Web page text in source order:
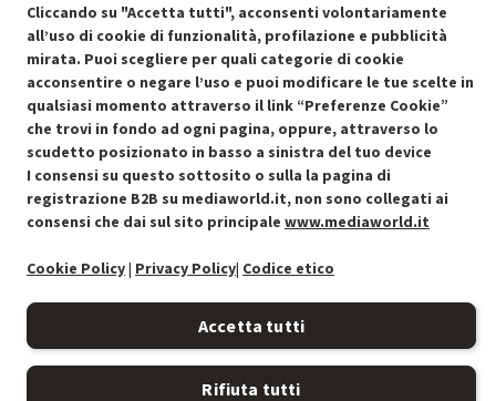
Condizioni generali di vendita
Cookie Policy
Preferenze cookie
Informativa privacy
Recedere dal contratto qui
Cliccando su "Accetta tutti", acconsenti volontariamente
all’uso di cookie di funzionalità, profilazione e pubblicità
mirata. Puoi scegliere per quali categorie di cookie
acconsentire o negare l’uso e puoi modificare le tue scelte in
qualsiasi momento attraverso il link “Preferenze Cookie”
che trovi in fondo ad ogni pagina, oppure, attraverso lo
scudetto posizionato in basso a sinistra del tuo device
I consensi su questo sottosito o sulla la pagina di
registrazione B2B su mediaworld.it, non sono collegati ai
consensi che dai sul sito principale www.mediaworld.it
Cookie Policy| Privacy Policy| Codice etico
Accetta tutti
Rifiuta tutti